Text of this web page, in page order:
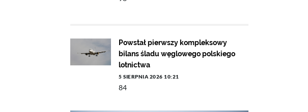
Powstał pierwszy kompleksowy
bilans śladu węglowego polskiego
lotnictwa
5 SIERPNIA 2026 10:21
84